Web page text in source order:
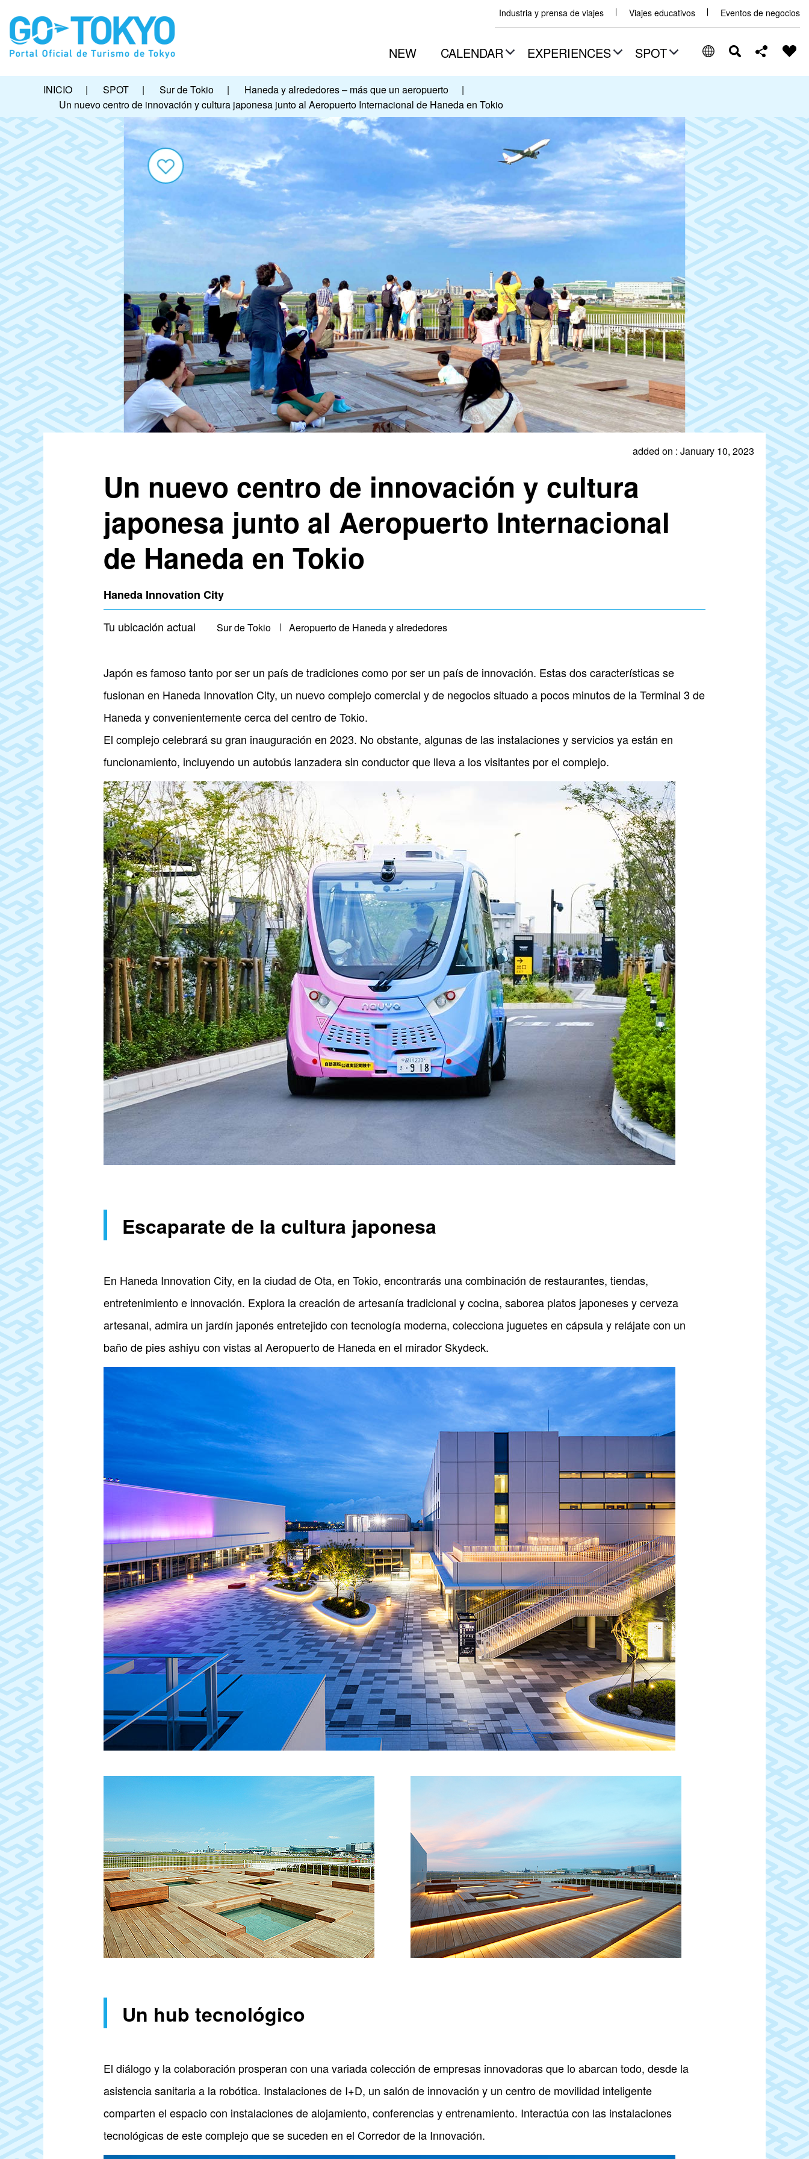
Industria y prensa de viajes Viajes educativos Eventos de negocios
NEW CALENDAR EXPERIENCES SPOT
INICIO | SPOT | Sur de Tokio | Haneda y alrededores – más que un aeropuerto
|
Un nuevo centro de innovación y cultura japonesa junto al Aeropuerto Internacional de Haneda en Tokio
added on : January 10, 2023
Un nuevo centro de innovación y cultura
japonesa junto al Aeropuerto Internacional
de Haneda en Tokio
Haneda Innovation City
Tu ubicación actual Sur de Tokio Aeropuerto de Haneda y alrededores
Japón es famoso tanto por ser un país de tradiciones como por ser un país de innovación. Estas dos características se
fusionan en Haneda Innovation City, un nuevo complejo comercial y de negocios situado a pocos minutos de la Terminal 3 de
Haneda y convenientemente cerca del centro de Tokio.
El complejo celebrará su gran inauguración en 2023. No obstante, algunas de las instalaciones y servicios ya están en
funcionamiento, incluyendo un autobús lanzadera sin conductor que lleva a los visitantes por el complejo.
Escaparate de la cultura japonesa
En Haneda Innovation City, en la ciudad de Ota, en Tokio, encontrarás una combinación de restaurantes, tiendas,
entretenimiento e innovación. Explora la creación de artesanía tradicional y cocina, saborea platos japoneses y cerveza
artesanal, admira un jardín japonés entretejido con tecnología moderna, colecciona juguetes en cápsula y relájate con un
baño de pies ashiyu con vistas al Aeropuerto de Haneda en el mirador Skydeck.
Un hub tecnológico
El diálogo y la colaboración prosperan con una variada colección de empresas innovadoras que lo abarcan todo, desde la
asistencia sanitaria a la robótica. Instalaciones de I+D, un salón de innovación y un centro de movilidad inteligente
comparten el espacio con instalaciones de alojamiento, conferencias y entrenamiento. Interactúa con las instalaciones
tecnológicas de este complejo que se suceden en el Corredor de la Innovación.